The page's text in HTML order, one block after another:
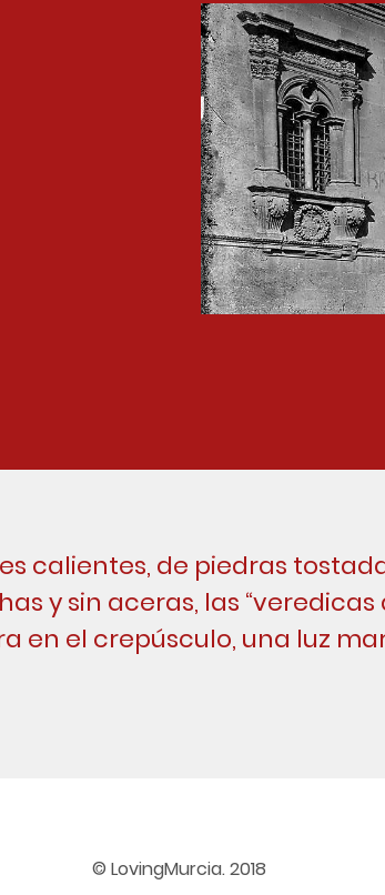
calientes, de piedras
y sin aceras, las “veredicas
en el crepúsculo, una luz
© LovingMurcia. 2018